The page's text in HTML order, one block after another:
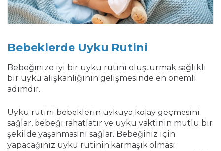
Bebeklerde Uyku Rutini
Bebeğinize iyi bir uyku rutini oluşturmak sağlıklı
bir uyku alışkanlığının gelişmesinde en önemli
adımdır.
Uyku rutini bebeklerin uykuya kolay geçmesini
sağlar, bebeği rahatlatır ve uyku vaktinin mutlu bir
şekilde yaşanmasını sağlar. Bebeğiniz için
yapacağınız uyku rutinin karmaşık olması